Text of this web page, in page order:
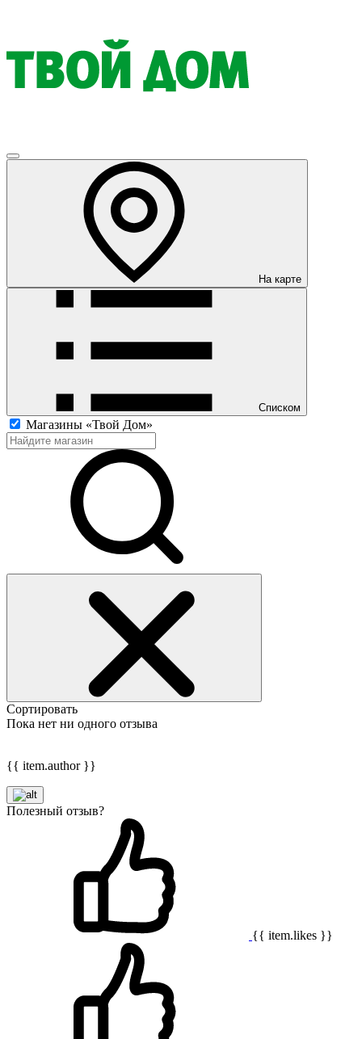
На карте
Списком
Магазины «Твой Дом»
Сортировать
Пока нет ни одного отзыва
{{ item.author }}
Полезный отзыв?
{{ item.likes }}